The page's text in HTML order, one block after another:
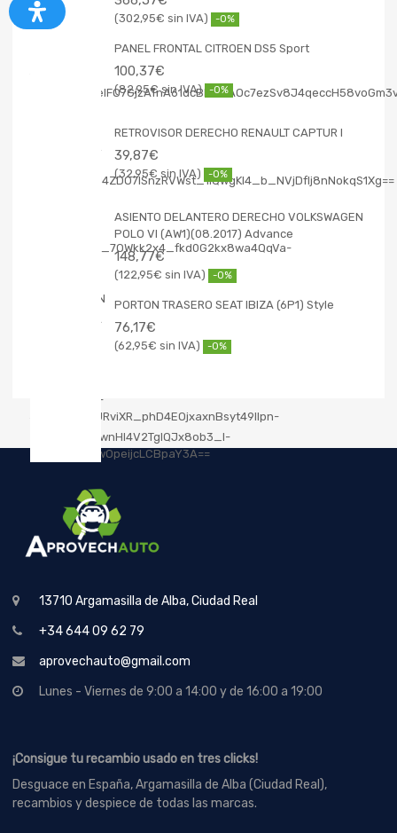
302,95€ -0%
PANEL FRONTAL CITROEN DS5 Sport
100,37€
82,95€ -0%
RETROVISOR DERECHO RENAULT CAPTUR I
39,87€
32,95€ -0%
ASIENTO DELANTERO DERECHO VOLKSWAGEN
POLO VI (AW1)(08.2017) Advance
148,77€
122,95€ -0%
PORTON TRASERO SEAT IBIZA (6P1) Style
76,17€
62,95€ -0%
13710 Argamasilla de Alba, Ciudad Real
+34 644 09 62 79
aprovechauto@gmail.com
Lunes - Viernes de 9:00 a 14:00 y de 16:00 a 19:00
¡Consigue tu recambio usado en tres clicks!
Desguace en España, Argamasilla de Alba (Ciudad Real),
recambios y despiece de todas las marcas.